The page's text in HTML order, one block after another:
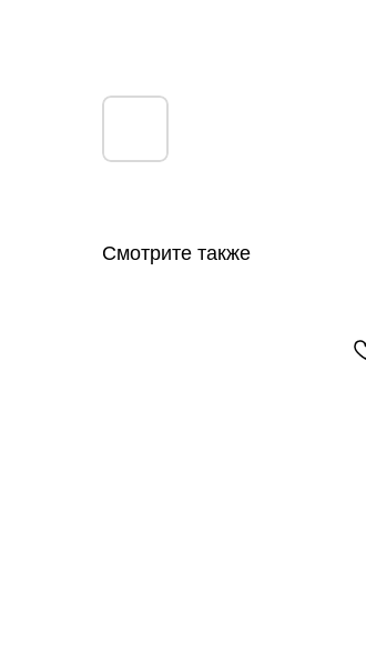
Смотрите также